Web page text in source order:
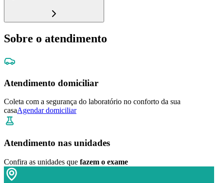
Sobre o atendimento
Atendimento domiciliar
Coleta com a segurança do laboratório no conforto da sua
casaAgendar domiciliar
Atendimento nas unidades
Confira as unidades que fazem o exame